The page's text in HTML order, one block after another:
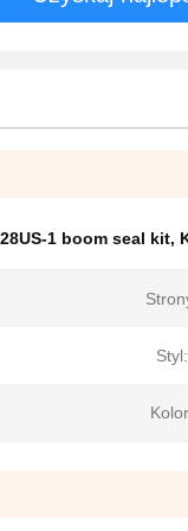
1 boom seal kit,
Styl: